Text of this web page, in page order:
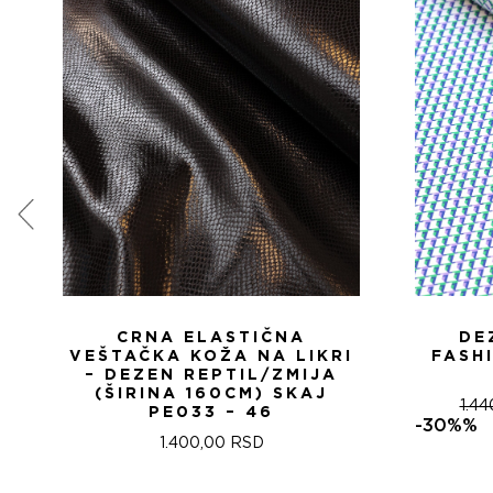
CRNA ELASTIČNA
VEŠTAČKA KOŽA NA LIKRI
– DEZEN REPTIL/ZMIJA
(ŠIRINA 160CM) SKAJ
PE033 – 46
1.400,00 RSD
-30%%